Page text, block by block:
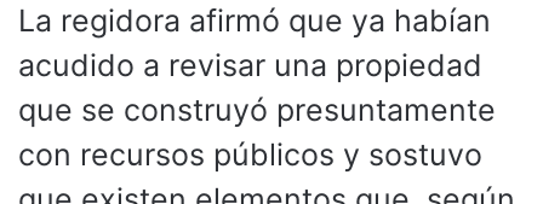
La regidora afirmó que ya habían
acudido a revisar una propiedad
que se construyó presuntamente
con recursos públicos y sostuvo